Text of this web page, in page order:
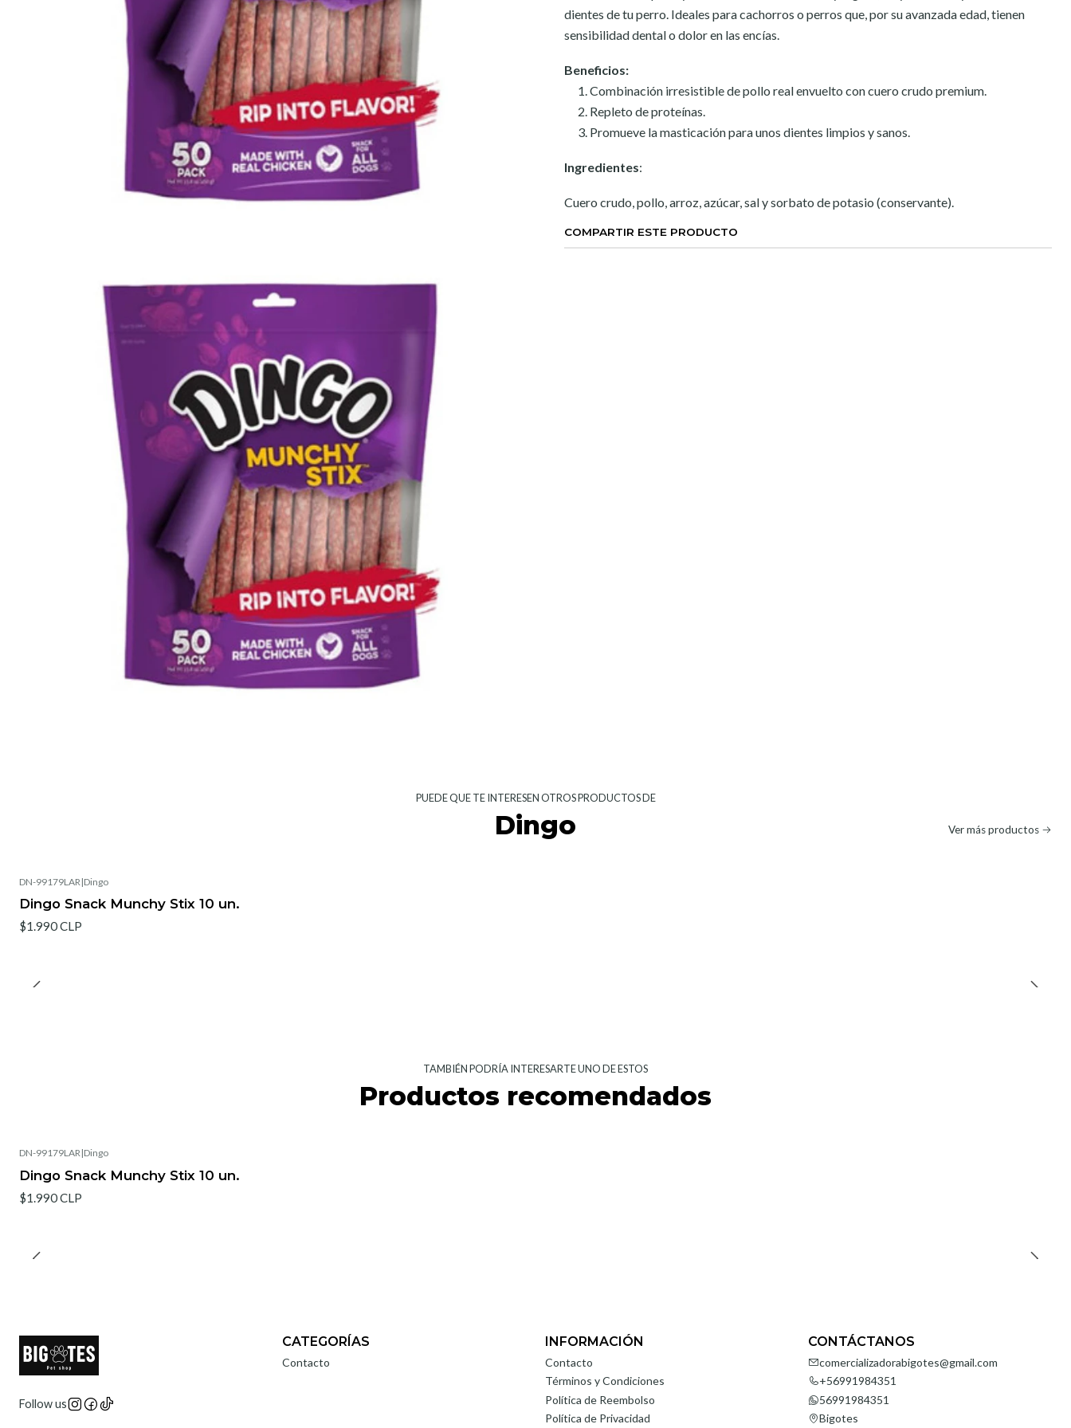
dientes de tu perro. Ideales para cachorros o perros que, por su avanzada edad, tienen
sensibilidad dental o dolor en las encías.
Beneficios:
Combinación irresistible de pollo real envuelto con cuero crudo premium.
Repleto de proteínas.
Promueve la masticación para unos dientes limpios y sanos.
Ingredientes:
Cuero crudo, pollo, arroz, azúcar, sal y sorbato de potasio (conservante).
COMPARTIR ESTE PRODUCTO
PUEDE QUE TE INTERESEN OTROS PRODUCTOS DE
Dingo Ver más productos
DN-99179LAR|Dingo
Dingo Snack Munchy Stix 10 un.
$1.990 CLP
TAMBIÉN PODRÍA INTERESARTE UNO DE ESTOS
Productos recomendados
DN-99179LAR|Dingo
Dingo Snack Munchy Stix 10 un.
$1.990 CLP
Follow us
CATEGORÍAS
Contacto
INFORMACIÓN
Contacto
Términos y Condiciones
Política de Reembolso
Política de Privacidad
CONTÁCTANOS
comercializadorabigotes@gmail.com
+56991984351
56991984351
Bigotes